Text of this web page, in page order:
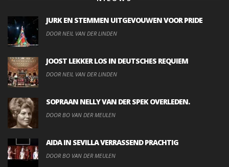
JURK EN STEMMEN UITGEVOUWEN VOOR PRIDE
DOOR NEIL VAN DER LINDEN
JOOST LEKKER LOS IN DEUTSCHES REQUIEM
DOOR NEIL VAN DER LINDEN
SOPRAAN NELLY VAN DER SPEK OVERLEDEN.
DOOR BO VAN DER MEULEN
AIDA IN SEVILLA VERRASSEND PRACHTIG
DOOR BO VAN DER MEULEN